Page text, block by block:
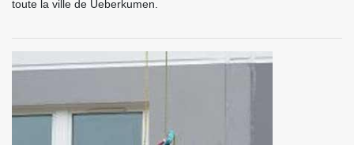
toute la ville de Ueberkumen.